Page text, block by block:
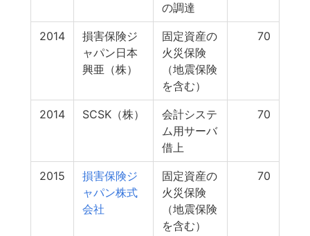
の調達
2014
損害保険ジ
ャパン日本
興亜（株）
固定資産の
火災保険
（地震保険
を含む）
70
2014 SCSK（株）
会計システ
ム用サーバ
借上
70
2015
損害保険ジ
ャパン株式
会社
固定資産の
火災保険
（地震保険
を含む）
70